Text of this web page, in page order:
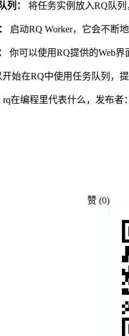
列： 将任务实例放入RQ队
启动RQ Worker，它会不断
你可以使用RQ提供的Web
始在RQ中使用任务队列，
在编程里代表什么，发布者
赞 (0)